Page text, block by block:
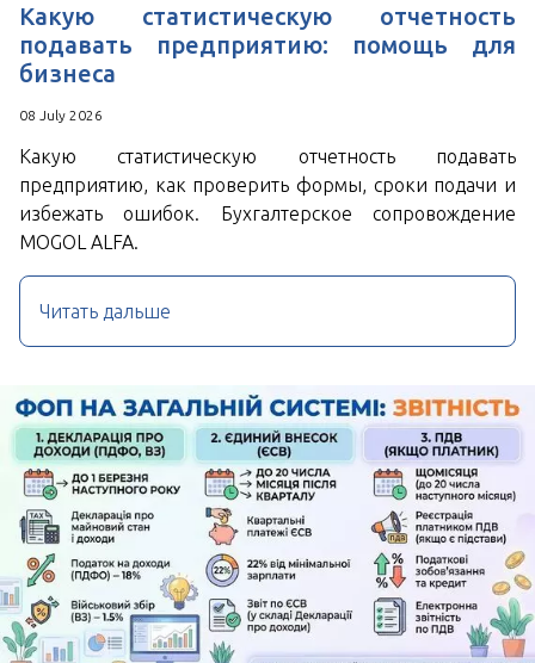
Какую статистическую отчетность
подавать предприятию: помощь для
бизнеса
08 July 2026
Какую статистическую отчетность подавать
предприятию, как проверить формы, сроки подачи и
избежать ошибок. Бухгалтерское сопровождение
MOGOL ALFA.
Читать дальше